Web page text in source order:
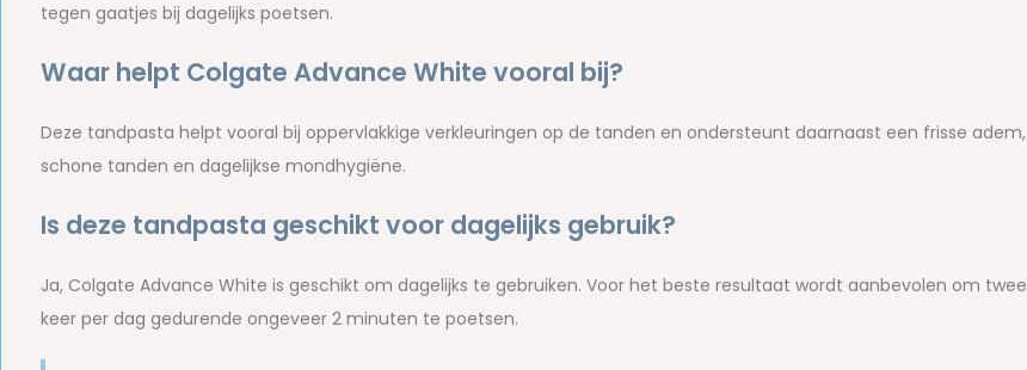
tegen gaatjes bij dagelijks poetsen.
Waar helpt Colgate Advance White vooral bij?
Deze tandpasta helpt vooral bij oppervlakkige verkleuringen op de tanden en ondersteunt daarnaast een frisse adem,
schone tanden en dagelijkse mondhygiëne.
Is deze tandpasta geschikt voor dagelijks gebruik?
Ja, Colgate Advance White is geschikt om dagelijks te gebruiken. Voor het beste resultaat wordt aanbevolen om twee
keer per dag gedurende ongeveer 2 minuten te poetsen.